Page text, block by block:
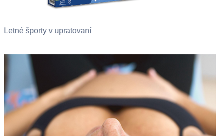
Letné športy v upratovaní